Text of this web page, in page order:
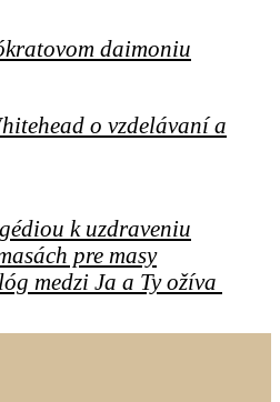
daimoniu
o vzdelávaní a
k uzdraveniu
pre masy
medzi Ja a Ty ožíva